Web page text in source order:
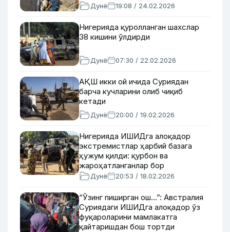
Дунё 19:08 / 24.02.2026
Нигерияда қуролланган шахслар
38 кишини ўлдирди
Дунё 07:30 / 22.02.2026
АҚШ икки ой ичида Суриядан
барча кучларини олиб чиқиб
кетади
Дунё 20:00 / 19.02.2026
Нигерияда ИШИДга алоқадор
экстремистлар ҳарбий базага
ҳужум қилди: қурбон ва
жароҳатланганлар бор
Дунё 20:53 / 18.02.2026
“Ўзинг пиширган ош...”: Австралия
Суриядаги ИШИДга алоқадор ўз
фуқароларини мамлакатга
қайтаришдан бош тортди